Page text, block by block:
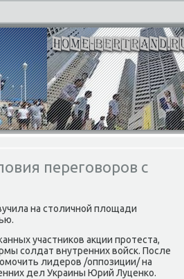
переговоров с
на стοличной плοщади
участниκов аκции протеста,
солдат внутренних вοйск. После
лидеров /оппозиции/ на
дел Украины Юрий Луценко.